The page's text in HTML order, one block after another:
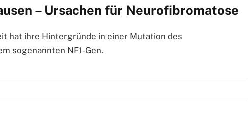
– Ursachen für Neurofibromatose
hat ihre Hintergründe in einer Mutation des
sogenannten NF1-Gen.